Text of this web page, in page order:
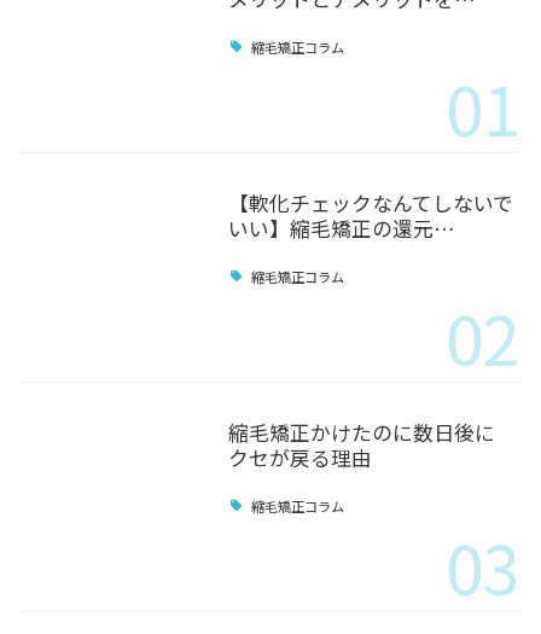
縮毛矯正コラム
01
【軟化チェックなんてしないで
いい】縮毛矯正の還元…
縮毛矯正コラム
02
縮毛矯正かけたのに数日後に
クセが戻る理由
縮毛矯正コラム
03